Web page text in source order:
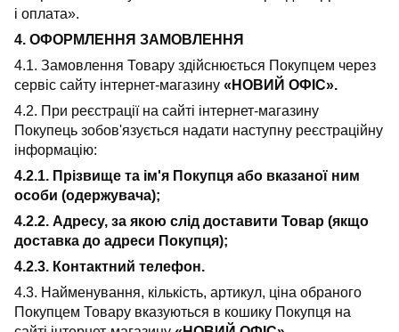
і оплата».
4. ОФОРМЛЕННЯ ЗАМОВЛЕННЯ
4.1. Замовлення Товару здійснюється Покупцем через
сервіс сайту інтернет-магазину «НОВИЙ ОФІС».
4.2. При реєстрації на сайті інтернет-магазину
Покупець зобов'язується надати наступну реєстраційну
інформацію:
4.2.1. Прізвище та ім'я Покупця або вказаної ним
особи (одержувача);
4.2.2. Адресу, за якою слід доставити Товар (якщо
доставка до адреси Покупця);
4.2.3. Контактний телефон.
4.3. Найменування, кількість, артикул, ціна обраного
Покупцем Товару вказуються в кошику Покупця на